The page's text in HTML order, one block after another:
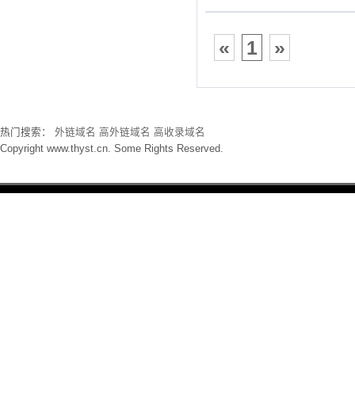
« 1 »
热门搜索： 外链域名 高外链域名 高收录域名
Copyright www.thyst.cn. Some Rights Reserved.